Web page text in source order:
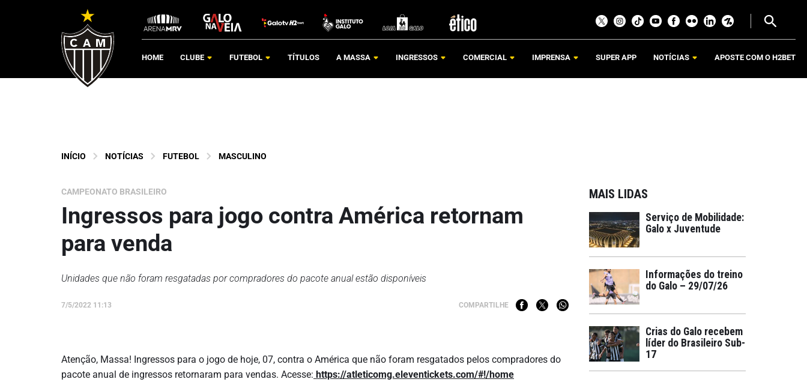
HOME CLUBE FUTEBOL TÍTULOS A MASSA INGRESSOS COMERCIAL IMPRENSA SUPER APP NOTÍCIAS APOSTE COM O H2BET
INÍCIO NOTÍCIAS FUTEBOL MASCULINO
CAMPEONATO BRASILEIRO
Ingressos para jogo contra América retornam
para venda
Unidades que não foram resgatadas por compradores do pacote anual estão disponíveis
7/5/2022 11:13 COMPARTILHE
Atenção, Massa! Ingressos para o jogo de hoje, 07, contra o América que não foram resgatados pelos compradores do
pacote anual de ingressos retornaram para vendas. Acesse: https://atleticomg.eleventickets.com/#!/home
MAIS LIDAS
Serviço de Mobilidade:
Galo x Juventude
Informações do treino
do Galo – 29/07/26
Crias do Galo recebem
líder do Brasileiro Sub-
17